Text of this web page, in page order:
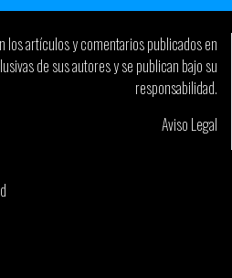
los artículos y comentarios publicados en
de sus autores y se publican bajo su
responsabilidad.
Aviso Legal